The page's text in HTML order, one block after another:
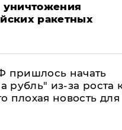
ракетных
пришлось начать
рубль" из-за роста
плохая новость для